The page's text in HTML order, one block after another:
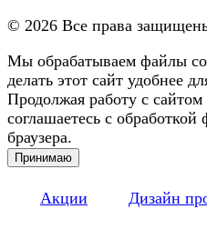
© 2026 Все права
Мы обрабатываем файлы
делать этот сайт удобнее
Продолжая работу с
соглашаетесь с
браузера.
Принимаю
Акции Дизайн